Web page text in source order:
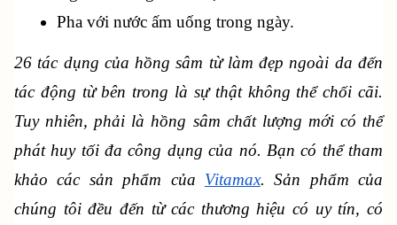
Pha với nước ấm uống trong ngày.
26 tác dụng của hồng sâm từ làm đẹp ngoài da đến
tác động từ bên trong là sự thật không thể chối cãi.
Tuy nhiên, phải là hồng sâm chất lượng mới có thể
phát huy tối đa công dụng của nó. Bạn có thể tham
khảo các sản phẩm của Vitamax. Sản phẩm của
chúng tôi đều đến từ các thương hiệu có uy tín, có